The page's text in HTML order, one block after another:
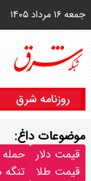
جمعه ۱۶ مرداد ۱۴۰۵
روزنامه شرق
موضوعات داغ:
قیمت دلار حمله
قیمت طلا
تنگه